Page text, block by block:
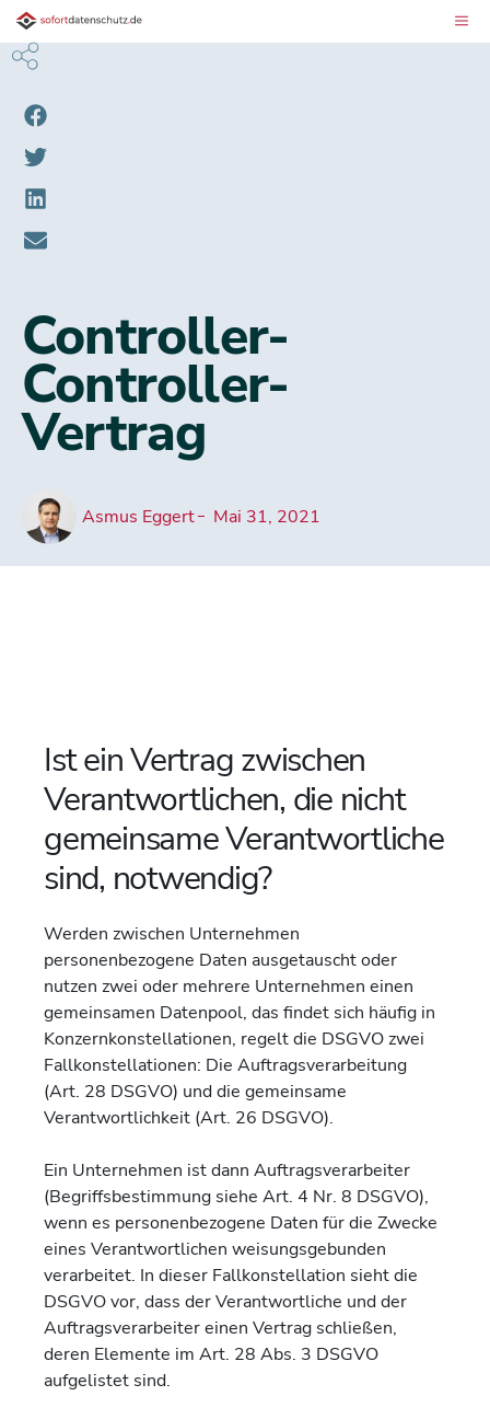
Controller-
Controller-
Vertrag
Asmus Eggert Mai 31, 2021
Ist ein Vertrag zwischen
Verantwortlichen, die nicht
gemeinsame Verantwortliche
sind, notwendig?
Werden zwischen Unternehmen
personenbezogene Daten ausgetauscht oder
nutzen zwei oder mehrere Unternehmen einen
gemeinsamen Datenpool, das findet sich häufig in
Konzernkonstellationen, regelt die DSGVO zwei
Fallkonstellationen: Die Auftragsverarbeitung
(Art. 28 DSGVO) und die gemeinsame
Verantwortlichkeit (Art. 26 DSGVO).
Ein Unternehmen ist dann Auftragsverarbeiter
(Begriffsbestimmung siehe Art. 4 Nr. 8 DSGVO),
wenn es personenbezogene Daten für die Zwecke
eines Verantwortlichen weisungsgebunden
verarbeitet. In dieser Fallkonstellation sieht die
DSGVO vor, dass der Verantwortliche und der
Auftragsverarbeiter einen Vertrag schließen,
deren Elemente im Art. 28 Abs. 3 DSGVO
aufgelistet sind.